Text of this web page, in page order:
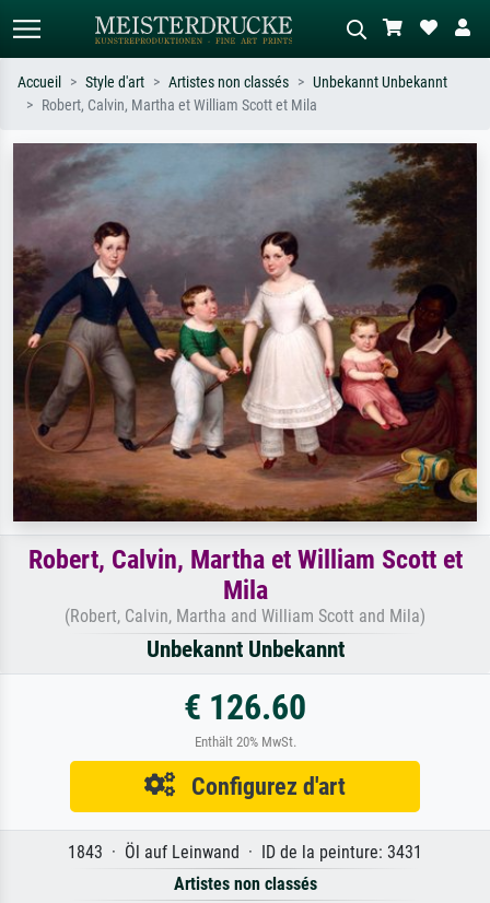
Recherchez par artiste, titre ou style –
ex. Monet, Nuit étoilée,
impressionnisme, vague de Hokusai,
nu.
Décrivez la scène – ex. prairie verte,
abstrait avec beaucoup de rouge,
tableau sombre, nu debout près d'un
arbre.
Accueil Style d'art Artistes non classés
Unbekannt Unbekannt
Robert, Calvin, Martha et William Scott et Mila
Robert, Calvin, Martha et William Scott et
Mila
(Robert, Calvin, Martha and William Scott and Mila)
Unbekannt Unbekannt
€ 126.60
Enthält 20% MwSt.
Configurez d'art
1843 · Öl auf Leinwand · ID de la peinture: 3431
Artistes non classés